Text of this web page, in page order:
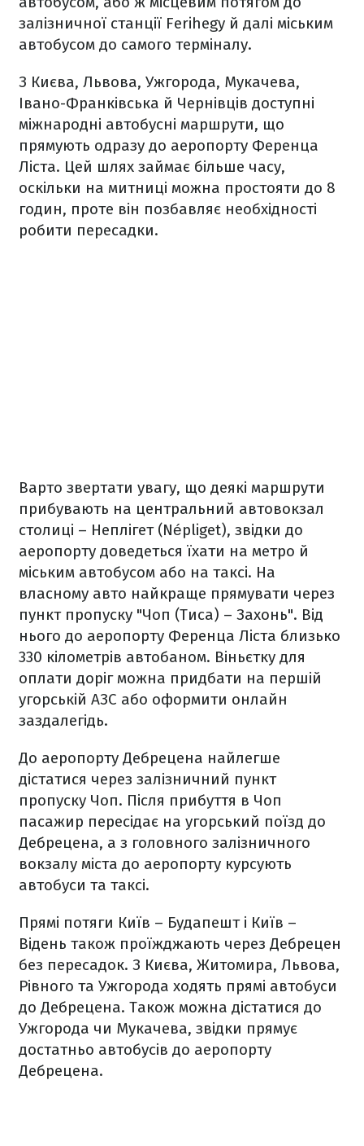
залізничної станції Ferihegy й далі міським
автобусом до самого терміналу.
З Києва, Львова, Ужгорода, Мукачева,
Івано-Франківська й Чернівців доступні
міжнародні автобусні маршрути, що
прямують одразу до аеропорту Ференца
Ліста. Цей шлях займає більше часу,
оскільки на митниці можна простояти до 8
годин, проте він позбавляє необхідності
робити пересадки.
Варто звертати увагу, що деякі маршрути
прибувають на центральний автовокзал
столиці – Неплігет (Népliget), звідки до
аеропорту доведеться їхати на метро й
міським автобусом або на таксі. На
власному авто найкраще прямувати через
пункт пропуску "Чоп (Тиса) – Захонь". Від
нього до аеропорту Ференца Ліста близько
330 кілометрів автобаном. Віньєтку для
оплати доріг можна придбати на першій
угорській АЗС або оформити онлайн
заздалегідь.
До аеропорту Дебрецена найлегше
дістатися через залізничний пункт
пропуску Чоп. Після прибуття в Чоп
пасажир пересідає на угорський поїзд до
Дебрецена, а з головного залізничного
вокзалу міста до аеропорту курсують
автобуси та таксі.
Прямі потяги Київ – Будапешт і Київ –
Відень також проїжджають через Дебрецен
без пересадок. З Києва, Житомира, Львова,
Рівного та Ужгорода ходять прямі автобуси
до Дебрецена. Також можна дістатися до
Ужгорода чи Мукачева, звідки прямує
достатньо автобусів до аеропорту
Дебрецена.